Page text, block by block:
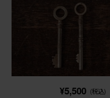
¥5,500 (税込)